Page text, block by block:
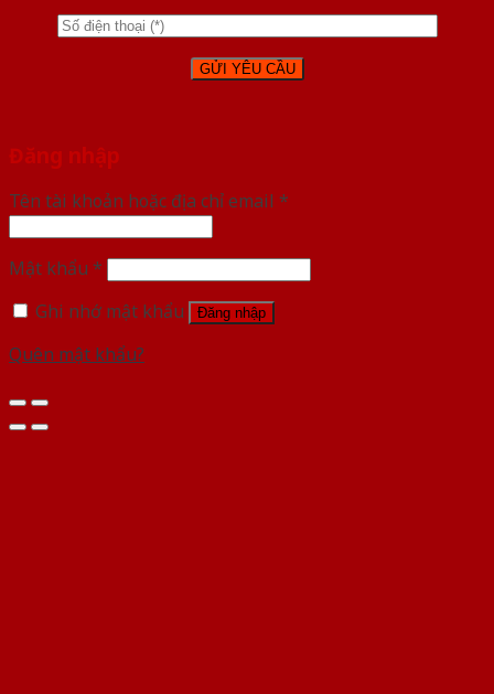
Đăng nhập
Tên tài khoản hoặc địa chỉ email *
Mật khẩu *
Ghi nhớ mật khẩu
Đăng nhập
Quên mật khẩu?